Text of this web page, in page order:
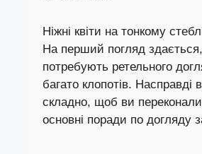
Ніжні квіти на тонкому
На перший погляд
потребують ретельного
багато клопотів. Насправді
складно, щоб ви
основні поради по догляду